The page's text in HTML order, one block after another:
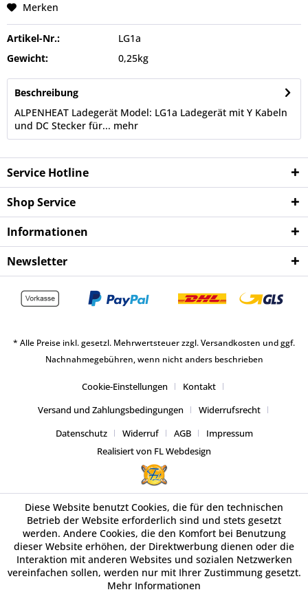
Merken
Artikel-Nr.:
LG1a
Gewicht:
0,25kg
Beschreibung
ALPENHEAT Ladegerät Model: LG1a Ladegerät mit Y Kabeln
und DC Stecker für... mehr
Service Hotline
Shop Service
Informationen
Newsletter
* Alle Preise inkl. gesetzl. Mehrwertsteuer zzgl.Versandkosten und ggf.
Nachnahmegebühren, wenn nicht anders beschrieben
Cookie-Einstellungen
Kontakt
Versand und Zahlungsbedingungen
Widerrufsrecht
Datenschutz
Widerruf AGB
Impressum
Realisiert von FL Webdesign
Diese Website benutzt Cookies, die für den technischen
Betrieb der Website erforderlich sind und stets gesetzt
werden. Andere Cookies, die den Komfort bei Benutzung
dieser Website erhöhen, der Direktwerbung dienen oder die
Interaktion mit anderen Websites und sozialen Netzwerken
vereinfachen sollen, werden nur mit Ihrer Zustimmung gesetzt.
Mehr Informationen